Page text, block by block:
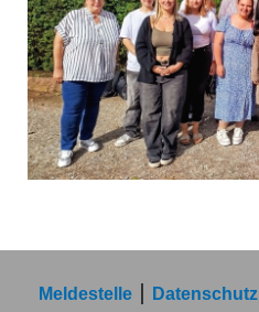
Meldestelle Datenschutz